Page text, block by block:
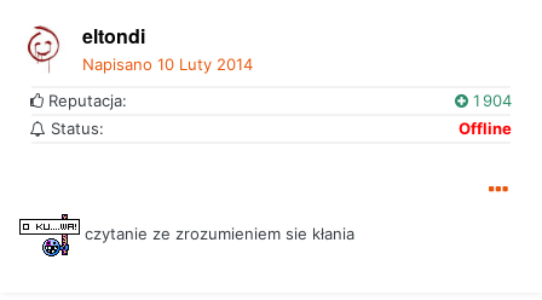
eltondi
Napisano 10 Luty 2014
Reputacja:
1 904
Status:
Offline
czytanie ze zrozumieniem sie kłania